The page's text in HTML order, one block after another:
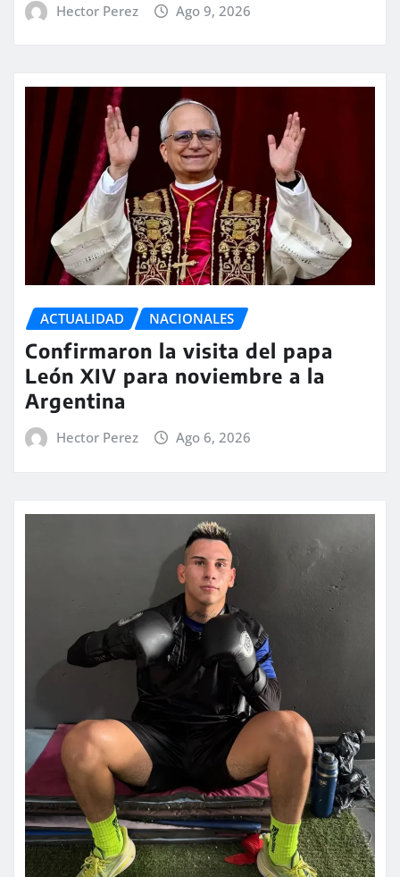
Hector Perez Ago 9, 2026
ACTUALIDAD NACIONALES
Confirmaron la visita del papa
León XIV para noviembre a la
Argentina
Hector Perez Ago 6, 2026